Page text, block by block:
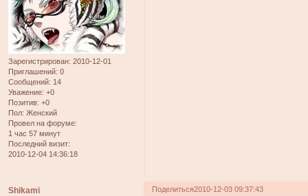
Зарегистрирован: 2010-12-01
Приглашений: 0
Сообщений: 14
Уважение: +0
Позитив: +0
Пол: Женский
Провел на форуме:
1 час 57 минут
Последний визит:
2010-12-04 14:36:18
Поделиться2010-12-03 09:37:43
Shikami